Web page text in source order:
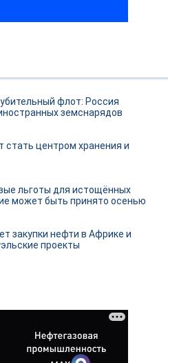
флот: Россия
земснарядов
центром хранения и
льготы для истощённых
может быть принято осенью
закупки нефти в Африке и
проекты